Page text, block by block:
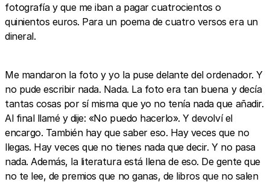
fotografía y que me iban a pagar cuatrocientos o
quinientos euros. Para un poema de cuatro versos era un
dineral.
Me mandaron la foto y yo la puse delante del ordenador. Y
no pude escribir nada. Nada. La foto era tan buena y decía
tantas cosas por sí misma que yo no tenía nada que añadir.
Al final llamé y dije: «No puedo hacerlo». Y devolví el
encargo. También hay que saber eso. Hay veces que no
llegas. Hay veces que no tienes nada que decir. Y no pasa
nada. Además, la literatura está llena de eso. De gente que
no te lee, de premios que no ganas, de libros que no salen